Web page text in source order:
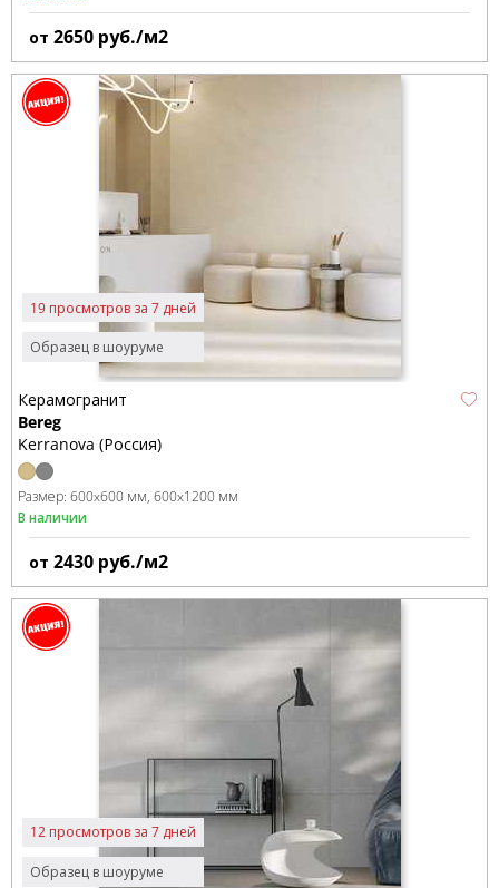
от 2650 руб./м2
Образец в шоуруме
19 просмотров за 7 дней
Керамогранит
Bereg
Kerranova (Россия)
Размер: 600x600 мм 600x1200 мм
В наличии
от 2430 руб./м2
Образец в шоуруме
12 просмотров за 7 дней